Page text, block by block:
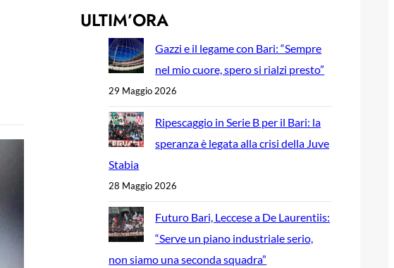
ULTIM’ORA
Gazzi e il legame con Bari: “Sempre
nel mio cuore, spero si rialzi presto”
29 Maggio 2026
Ripescaggio in Serie B per il Bari: la
speranza è legata alla crisi della Juve
Stabia
28 Maggio 2026
Futuro Bari, Leccese a De Laurentiis:
“Serve un piano industriale serio,
non siamo una seconda squadra”